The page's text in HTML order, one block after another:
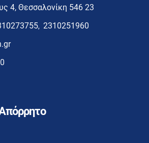
4, Θεσσαλονίκη 546 23
, 2310251960